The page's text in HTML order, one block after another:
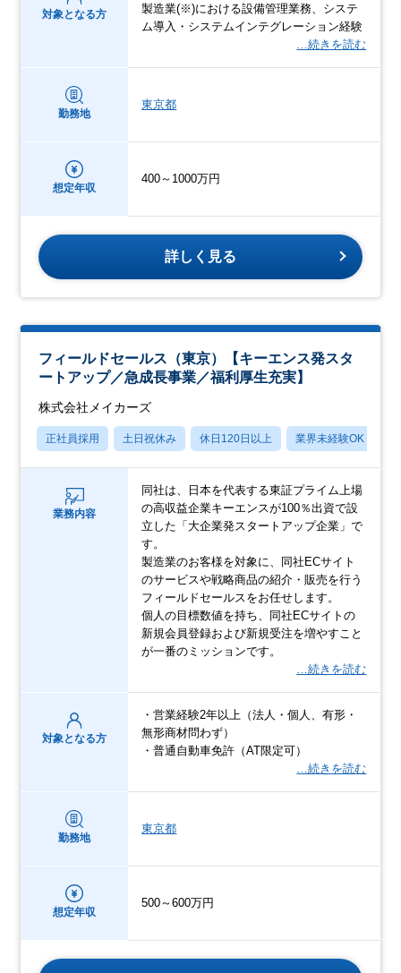
対象となる方
製造業(※)における設備管理業務、システ
ム導入・システムインテグレーション経験
…続きを読む
勤務地
東京都
想定年収
400～1000万円
詳しく見る
フィールドセールス（東京）【キーエンス発スタ
ートアップ／急成長事業／福利厚生充実】
株式会社メイカーズ
正社員採用 土日祝休み 休日120日以上 業界未経験OK
業務内容
同社は、日本を代表する東証プライム上場
の高収益企業キーエンスが100％出資で設
立した「大企業発スタートアップ企業」で
す。
製造業のお客様を対象に、同社ECサイト
のサービスや戦略商品の紹介・販売を行う
フィールドセールスをお任せします。
個人の目標数値を持ち、同社ECサイトの
新規会員登録および新規受注を増やすこと
が一番のミッションです。
…続きを読む
対象となる方
・営業経験2年以上（法人・個人、有形・
無形商材問わず）
・普通自動車免許（AT限定可）
…続きを読む
勤務地
東京都
想定年収
500～600万円